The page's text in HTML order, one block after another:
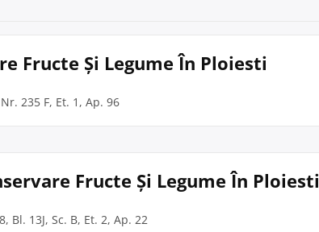
Fructe Și Legume În Ploiesti
235 F, Et. 1, Ap. 96
Fructe Și Legume În Ploiesti
13J, Sc. B, Et. 2, Ap. 22